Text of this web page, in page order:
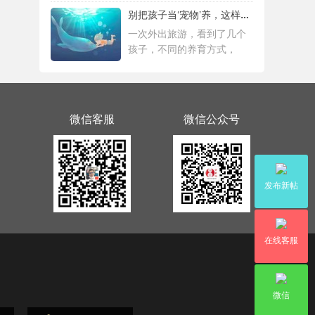
别把孩子当‘宠物’养，这样会毁掉Ta一生！
一次外出旅游，看到了几个
孩子，不同的养育方式，
发布新帖
在线客服
微信
微信客服 微信公众号